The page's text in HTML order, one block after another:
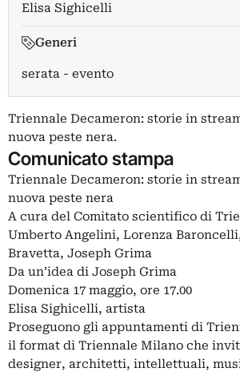
Elisa Sighicelli
Generi
serata - evento
Triennale Decameron: storie in
nuova peste nera.
Comunicato stampa
Triennale Decameron: storie in
nuova peste nera
A cura del Comitato scientifico di
Umberto Angelini, Lorenza
Bravetta, Joseph Grima
Da un’idea di Joseph Grima
Domenica 17 maggio, ore 17.00
Elisa Sighicelli, artista
Proseguono gli appuntamenti di
il format di Triennale Milano che
designer, architetti, intellettuali,